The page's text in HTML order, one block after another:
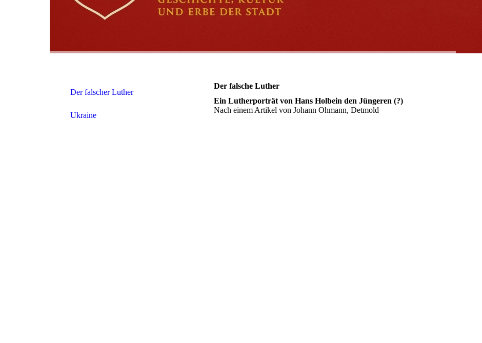
Der falscher Luther
Ukraine
Der falsche Luther
Ein Lutherporträt von Hans Holbein den Jüngeren (?)
Nach einem Artikel von Johann Ohmann, Detmold